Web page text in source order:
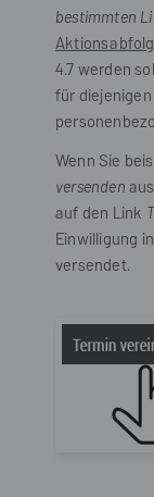
bestimmten
4.7 werden
für
Wenn Sie
versenden
auf den Link
Einwilligung
versendet.